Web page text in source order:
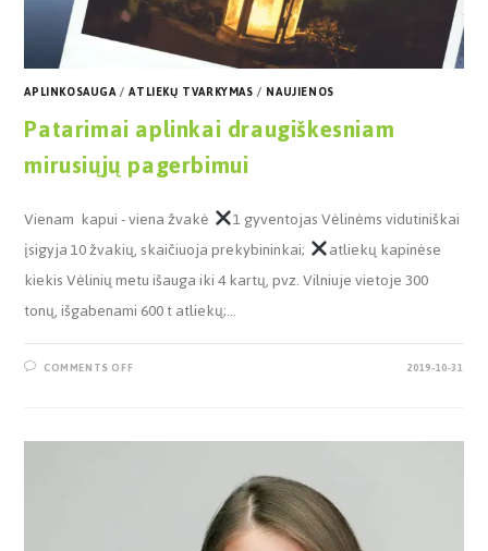
APLINKOSAUGA/ATLIEKŲ TVARKYMAS/ NAUJIENOS
Patarimai aplinkai draugiškesniam
mirusiųjų pagerbimui
Vienam kapui - viena žvakė
1 gyventojas Vėlinėms vidutiniškai
įsigyja 10 žvakių, skaičiuoja prekybininkai;
atliekų kapinėse
kiekis Vėlinių metu išauga iki 4 kartų, pvz. Vilniuje vietoje 300
tonų, išgabenami 600 t atliekų;…
COMMENTS OFF 2019-10-31